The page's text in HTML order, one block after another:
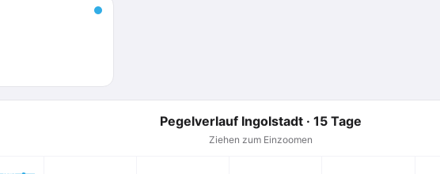
Pegelverlauf Ingolstadt · 15 Tage
Ziehen zum Einzoomen